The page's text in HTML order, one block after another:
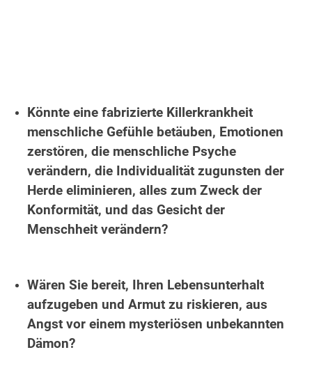
Könnte eine fabrizierte Killerkrankheit
menschliche Gefühle betäuben, Emotionen
zerstören, die menschliche Psyche
verändern, die Individualität zugunsten der
Herde eliminieren, alles zum Zweck der
Konformität, und das Gesicht der
Menschheit verändern?
Wären Sie bereit, Ihren Lebensunterhalt
aufzugeben und Armut zu riskieren, aus
Angst vor einem mysteriösen unbekannten
Dämon?